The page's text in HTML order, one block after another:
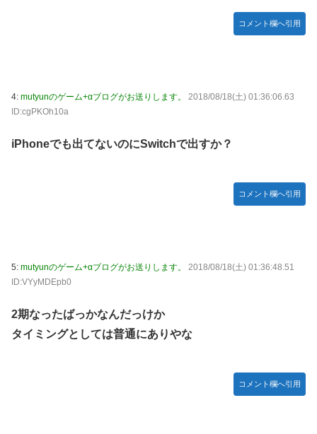
【動画】地震発生時の熊本総合病院の手術室の様子が(((ﾟ
クの方が格上だったｗｗｗ
【ウマ娘】セイちゃんの攻撃力を見よ！！！
【悲報】「HUNTER×HUNTER」のビヨンド=ネテロさん、
んかった
高配当をうたった「みんなで大家さん」→実態は2881億円
【動画】高速道路を走行中の車からリアガラスが飛んでくる
事故(ﾟoﾟ)
【デレマス】 810プロエアコン騒動【ぷちかれシリーズ】
コメント欄へ引用
4: mutyunのゲーム+αブログがお送りします。
2018/08/18(土) 01:36:06.63
ID:cgPKOh10a
iPhoneでも出てないのにSwitchで出すか？
コメント欄へ引用
5: mutyunのゲーム+αブログがお送りします。
2018/08/18(土) 01:36:48.51
ID:VYyMDEpb0
2期なったばっかなんだっけか
タイミングとしては普通にありやな
コメント欄へ引用